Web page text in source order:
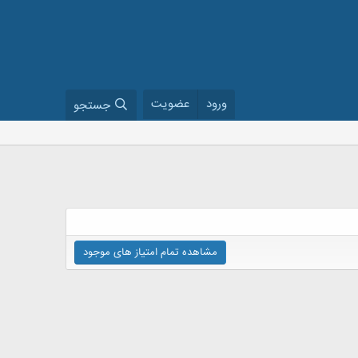
ورود عضویت جستجو
مشاهده تمام امتیاز های موجود